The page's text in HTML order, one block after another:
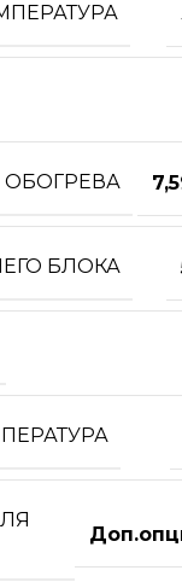
БЛОКА